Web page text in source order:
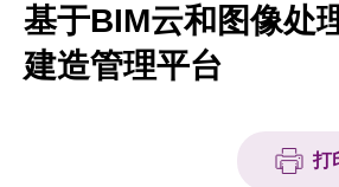
项目伙伴
基于BIM云和图像处
建造管理平台
打